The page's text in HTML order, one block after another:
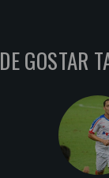
GOSTAR